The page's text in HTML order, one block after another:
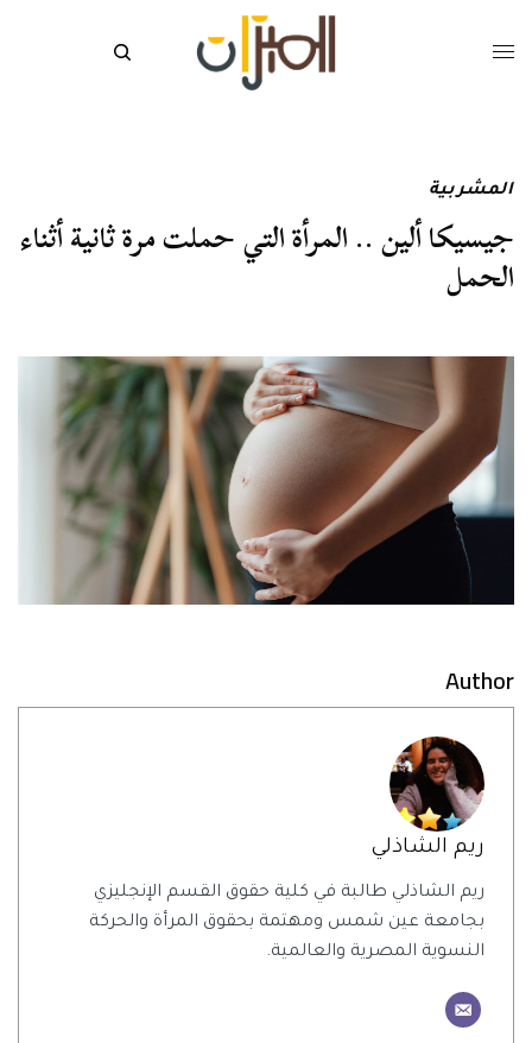
المشربية
جيسيكا ألين .. المرأة التي حملت مرة ثانية أثناء
الحمل
Author
ريم الشاذلي
ريم الشاذلي طالبة في كلية حقوق القسم الإنجليزي
بجامعة عين شمس ومهتمة بحقوق المرأة والحركة
النسوية المصرية والعالمية.